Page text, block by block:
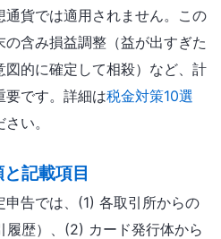
貨では適用されません。この
含み損益調整（益が出すぎた
的に確定して相殺）など、計
要です。詳細は税金対策10選
い。
記載項目
告では、(1) 各取引所からの
履歴）、(2) カード発行体から